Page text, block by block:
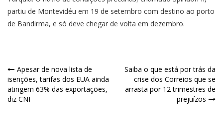
partiu de Montevidéu em 19 de setembro com destino ao porto
de Bandirma, e só deve chegar de volta em dezembro.
Navegação
de
Post
Apesar de nova lista de
isenções, tarifas dos EUA ainda
atingem 63% das exportações,
diz CNI
Saiba o que está por trás da
crise dos Correios que se
arrasta por 12 trimestres de
prejuízos